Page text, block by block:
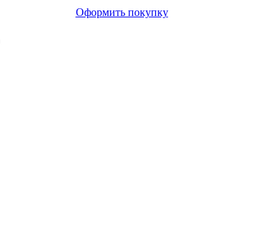
Оформить покупку